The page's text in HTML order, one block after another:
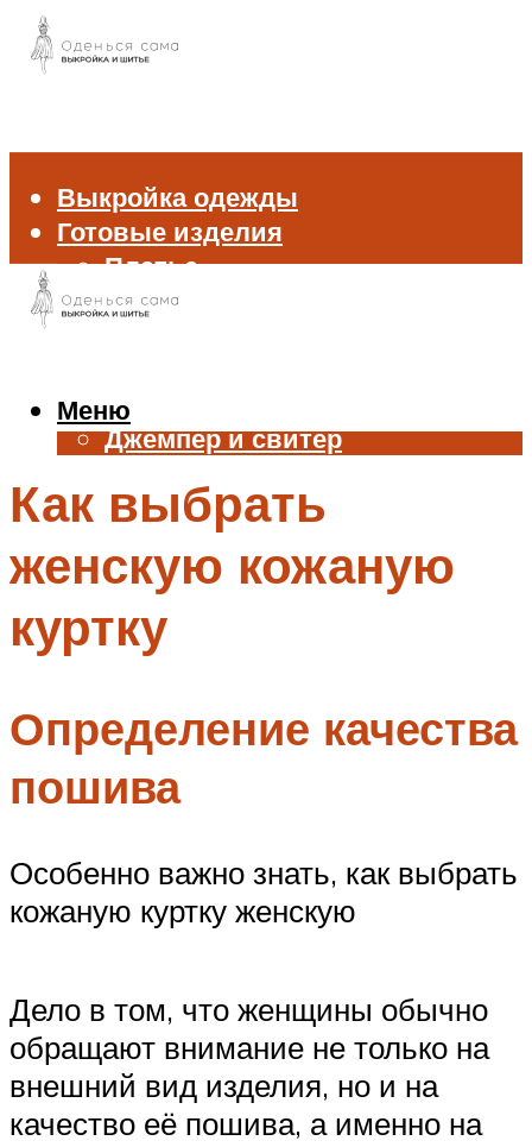
Выкройка одежды
Готовые изделия
Платье
Брюки
Жилет
Джемпер и свитер
Аксессуары
Меню
Меню
Как выбрать
женскую кожаную
куртку
Определение качества
пошива
Особенно важно знать, как выбрать
кожаную куртку женскую
Дело в том, что женщины обычно
обращают внимание не только на
внешний вид изделия, но и на
качество её пошива, а именно на